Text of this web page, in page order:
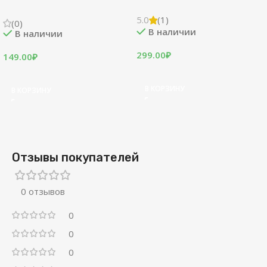
(0)
В наличии
149.00₽
5.0
(1)
В наличии
299.00₽
Отзывы покупателей
0 отзывов
0
0
0